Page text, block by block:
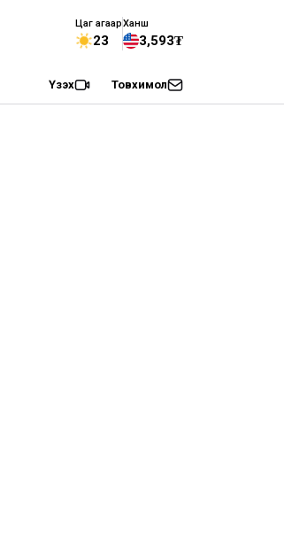
Цаг агаар
23
Ханш
3,593₮
Үзэх Товхимол